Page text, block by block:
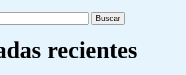
recientes